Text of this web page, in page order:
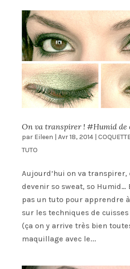
On va transpirer ! #Humid de
par Eileen | Avr 18, 2014|
TUTO
Aujourd’hui on va transpirer,
devenir so sweat, so Humid…
pas un tuto pour apprendre
sur les techniques de
(ça on y arrive très bien
maquillage avec le...